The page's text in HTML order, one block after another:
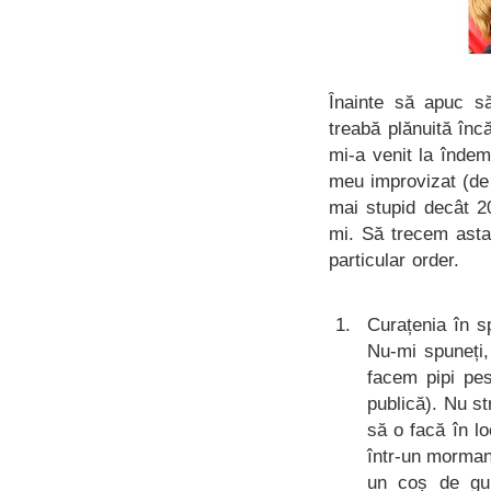
Înainte să apuc
treabă plănuită
mi-a venit la
meu improvizat
mai stupid decât
mi. Să trecem
particular order.
Curațenia în
Nu-mi
facem pipi
publică). Nu
să o facă în
într-un
un coș de